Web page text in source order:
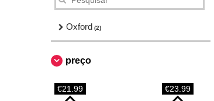
Oxford (2)
preço
€21.99 €23.99